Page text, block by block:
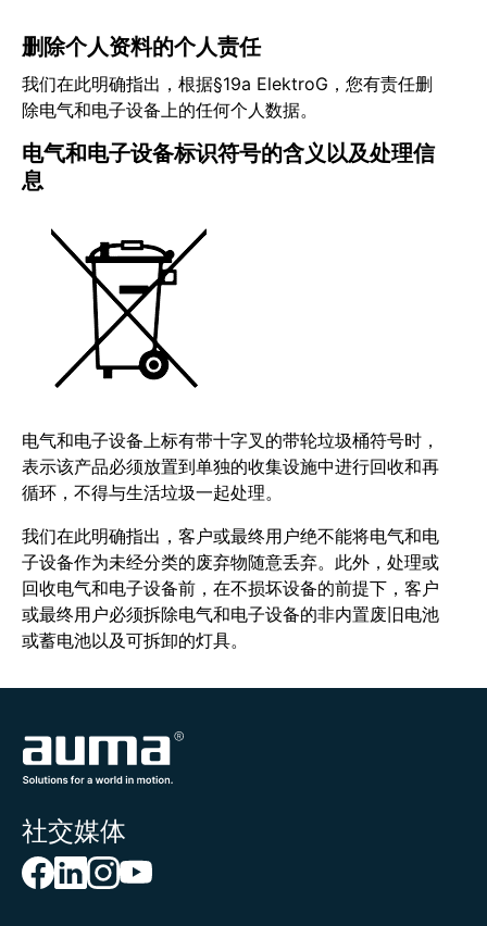
删除个人资料的个人责任
我们在此明确指出，根据§19a ElektroG，您有责任删
除电气和电子设备上的任何个人数据。
电气和电子设备标识符号的含义以及处理信
息
电气和电子设备上标有带十字叉的带轮垃圾桶符号时，
表示该产品必须放置到单独的收集设施中进行回收和再
循环，不得与生活垃圾一起处理。
我们在此明确指出，客户或最终用户绝不能将电气和电
子设备作为未经分类的废弃物随意丢弃。此外，处理或
回收电气和电子设备前，在不损坏设备的前提下，客户
或最终用户必须拆除电气和电子设备的非内置废旧电池
或蓄电池以及可拆卸的灯具。
社交媒体